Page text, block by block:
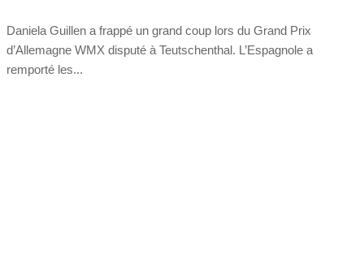
Daniela Guillen a frappé un grand coup lors du Grand Prix
d’Allemagne WMX disputé à Teutschenthal. L’Espagnole a
remporté les...